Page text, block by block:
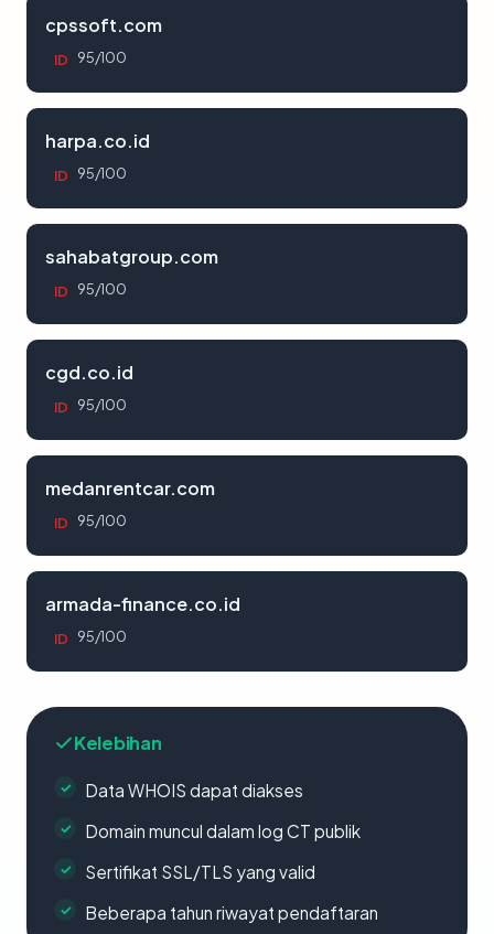
cpssoft.com
ID 95/100
harpa.co.id
ID 95/100
sahabatgroup.com
ID 95/100
cgd.co.id
ID 95/100
medanrentcar.com
ID 95/100
armada-finance.co.id
ID 95/100
Kelebihan
Data WHOIS dapat diakses
Domain muncul dalam log CT publik
Sertifikat SSL/TLS yang valid
Beberapa tahun riwayat pendaftaran